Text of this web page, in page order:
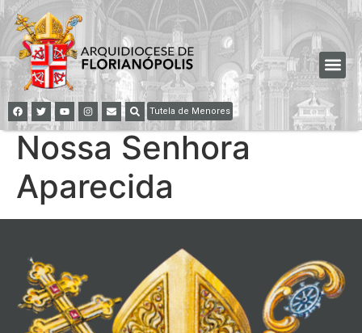
Tutela de Menores
Nossa Senhora
Aparecida